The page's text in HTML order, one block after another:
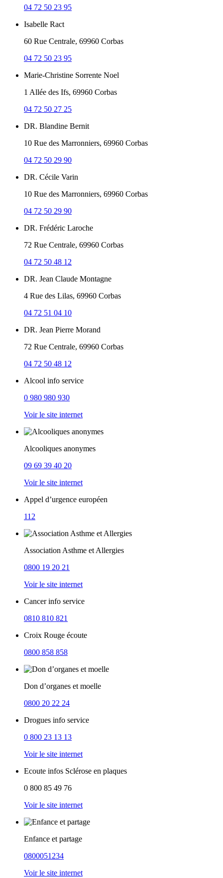
04 72 50 23 95
Isabelle Ract
60 Rue Centrale, 69960 Corbas
04 72 50 23 95
Marie-Christine Sorrente Noel
1 Allée des Ifs, 69960 Corbas
04 72 50 27 25
DR. Blandine Bernit
10 Rue des Marronniers, 69960 Corbas
04 72 50 29 90
DR. Cécile Varin
10 Rue des Marronniers, 69960 Corbas
04 72 50 29 90
DR. Frédéric Laroche
72 Rue Centrale, 69960 Corbas
04 72 50 48 12
DR. Jean Claude Montagne
4 Rue des Lilas, 69960 Corbas
04 72 51 04 10
DR. Jean Pierre Morand
72 Rue Centrale, 69960 Corbas
04 72 50 48 12
Alcool info service
0 980 980 930
Voir le site internet
Alcooliques anonymes
09 69 39 40 20
Voir le site internet
Appel d’urgence européen
112
Association Asthme et Allergies
0800 19 20 21
Voir le site internet
Cancer info service
0810 810 821
Croix Rouge écoute
0800 858 858
Don d’organes et moelle
0800 20 22 24
Drogues info service
0 800 23 13 13
Voir le site internet
Ecoute infos Sclérose en plaques
0 800 85 49 76
Voir le site internet
Enfance et partage
0800051234
Voir le site internet